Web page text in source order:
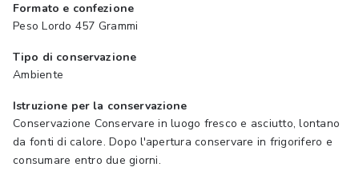
Formato e confezione
Peso Lordo 457 Grammi
Tipo di conservazione
Ambiente
Istruzione per la conservazione
Conservazione Conservare in luogo fresco e asciutto, lontano
da fonti di calore. Dopo l'apertura conservare in frigorifero e
consumare entro due giorni.